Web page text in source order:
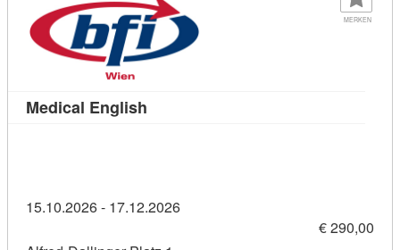
MERKEN
Medical English
15.10.2026 - 17.12.2026
€ 290,00